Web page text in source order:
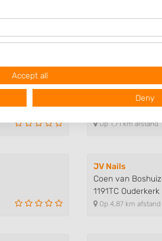
't
Kostverlorenhof 59
Op 1,71 km afstand
JV Nails
Coen van
1191TC
Op 4,87 km afstand
Accept all
Deny